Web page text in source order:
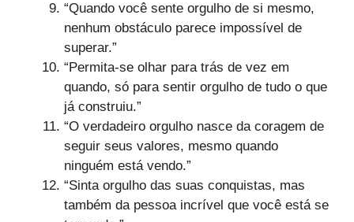
“Quando você sente orgulho de si mesmo,
nenhum obstáculo parece impossível de
superar.”
“Permita-se olhar para trás de vez em
quando, só para sentir orgulho de tudo o que
já construiu.”
“O verdadeiro orgulho nasce da coragem de
seguir seus valores, mesmo quando
ninguém está vendo.”
“Sinta orgulho das suas conquistas, mas
também da pessoa incrível que você está se